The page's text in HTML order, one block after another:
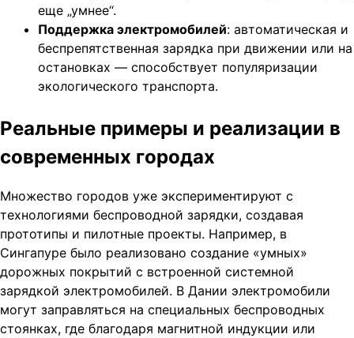
еще „умнее“.
Поддержка электромобилей: автоматическая и
беспрепятственная зарядка при движении или на
остановках — способствует популяризации
экологического транспорта.
Реальные примеры и реализации в
современных городах
Множество городов уже экспериментируют с
технологиями беспроводной зарядки, создавая
прототипы и пилотные проекты. Например, в
Сингапуре было реализовано создание «умных»
дорожных покрытий с встроенной системной
зарядкой электромобилей. В Дании электромобили
могут заправляться на специальных беспроводных
стоянках, где благодаря магнитной индукции или